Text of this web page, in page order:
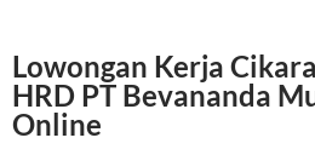
Lowongan Kerja
HRD PT Bevananda
Online